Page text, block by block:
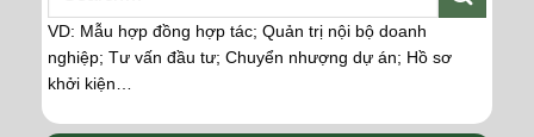
VD: Mẫu hợp đồng hợp tác; Quản trị nội bộ doanh
nghiệp; Tư vấn đầu tư; Chuyển nhượng dự án; Hồ sơ
khởi kiện…